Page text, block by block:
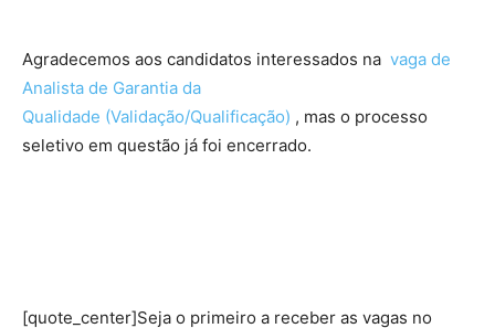
Agradecemos aos candidatos interessados na vaga de
Analista de Garantia da
Qualidade (Validação/Qualificação) , mas o processo
seletivo em questão já foi encerrado.
[quote_center]Seja o primeiro a receber as vagas no